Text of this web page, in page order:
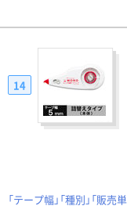
14
「テープ幅」「種別」「販売